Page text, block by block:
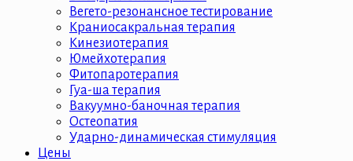
Вегето-резонансное тестирование
Краниосакральная терапия
Кинезиотерапия
Юмейхотерапия
Фитопаротерапия
Гуа-ша терапия
Вакуумно-баночная терапия
Остеопатия
Ударно-динамическая стимуляция
Цены